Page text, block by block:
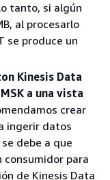
tanto, si algún
al procesarlo
se produce un
Kinesis Data
a una vista
crear
ingerir datos
debe a que
para
de Kinesis Data